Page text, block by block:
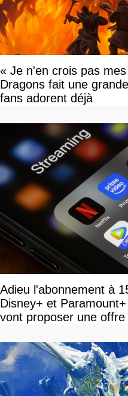
« Je n'en crois pas
Dragons fait une
fans adorent déjà
Adieu l'abonnement à
Disney+ et
vont proposer une